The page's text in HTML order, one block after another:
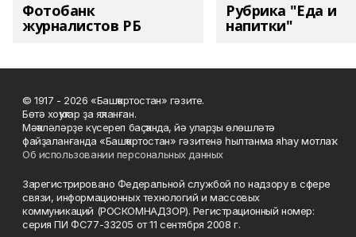
Фотобанк
журналистов РБ
Рубрика "Еда и
напитки"
© 1917 - 2026 «Башҡортостан» гәзите.
Бөтә хоҡуҡтар ҙа яҡланған.
Мәҡәләләрҙе күсереп баҫҡанда, йә уларҙы өлөшләтә
файҙаланғанда «Башҡортостан» гәзитенә һылтанма яһау мотлаҡ.
Об использовании персональных данных
Зарегистрировано Федеральной службой по надзору в сфере
связи, информационных технологий и массовых
коммуникаций (РОСКОМНАДЗОР). Регистрационный номер:
серия ПИ ФС77-33205 от 11 сентября 2008 г.